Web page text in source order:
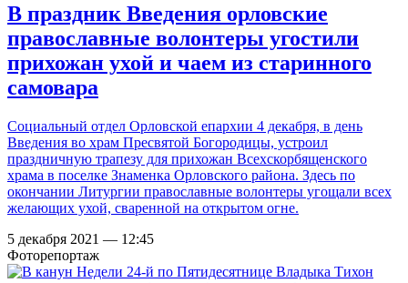
В праздник Введения орловские
православные волонтеры угостили
прихожан ухой и чаем из старинного
самовара
Социальный отдел Орловской епархии 4 декабря, в день
Введения во храм Пресвятой Богородицы, устроил
праздничную трапезу для прихожан Всехскорбященского
храма в поселке Знаменка Орловского района. Здесь по
окончании Литургии православные волонтеры угощали всех
желающих ухой, сваренной на открытом огне.
5 декабря 2021 — 12:45
Фоторепортаж